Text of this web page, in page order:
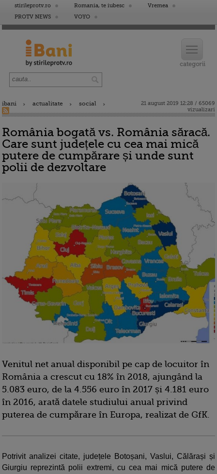
stirileprotv.ro Romania, te iubesc
Vremea
PROTV NEWS
VOYO
ibani actualitate social
21 august 2019 12:28 / 65069
vizualizari
România bogată vs. România săracă.
Care sunt județele cu cea mai mică
putere de cumpărare și unde sunt
polii de dezvoltare
Venitul net anual disponibil pe cap de locuitor în
România a crescut cu 18% în 2018, ajungând la
5.083 euro, de la 4.556 euro în 2017 și 4.181 euro
în 2016, arată datele studiului anual privind
puterea de cumpărare în Europa, realizat de GfK.
Potrivit analizei citate, județele Botoșani, Vaslui, Călărași și
Giurgiu reprezintă polii extremi, cu cea mai mică putere de